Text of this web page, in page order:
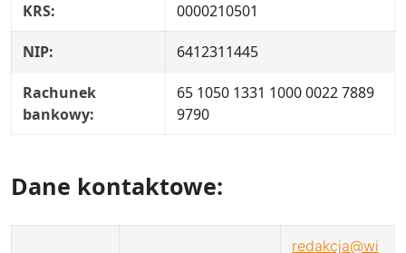
KRS: 0000210501
NIP: 6412311445
Rachunek
bankowy:
65 1050 1331 1000 0022 7889
9790
Dane kontaktowe:
redakcja@wi